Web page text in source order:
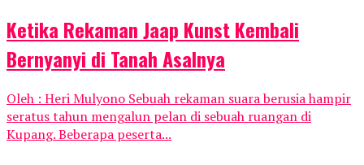
Ketika Rekaman Jaap Kunst Kembali
Bernyanyi di Tanah Asalnya
Oleh : Heri Mulyono Sebuah rekaman suara berusia hampir
seratus tahun mengalun pelan di sebuah ruangan di
Kupang. Beberapa peserta...